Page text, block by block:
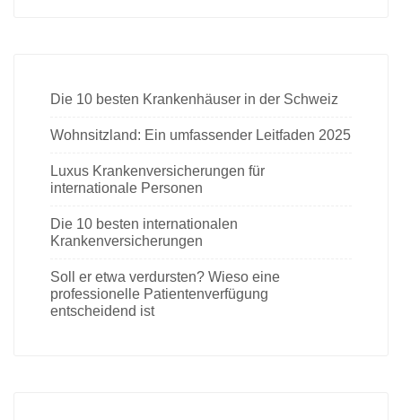
Die 10 besten Krankenhäuser in der Schweiz
Wohnsitzland: Ein umfassender Leitfaden 2025
Luxus Krankenversicherungen für
internationale Personen
Die 10 besten internationalen
Krankenversicherungen
Soll er etwa verdursten? Wieso eine
professionelle Patientenverfügung
entscheidend ist